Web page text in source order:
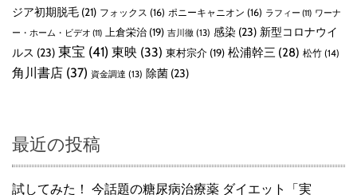
ジア初期脱毛 (21) フォックス (16) ポニーキャニオン (16) ラフィー (11) ワーナ
ー・ホーム・ビデオ (11) 上倉栄治 (19) 吉川徹 (13) 感染 (23) 新型コロナウイ
ルス (23) 東宝 (41) 東映 (33) 東村宗介 (19) 松浦幹三 (28) 松竹 (14)
角川書店 (37) 資金調達 (13) 除菌 (23)
最近の投稿
試してみた！ 今話題の糖尿病治療薬 ダイエット「実